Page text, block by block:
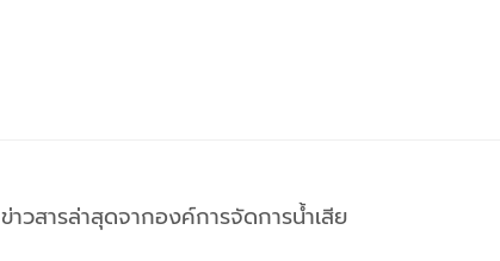
ข่าวสารล่าสุดจากองค์การจัดการน้ำเสีย